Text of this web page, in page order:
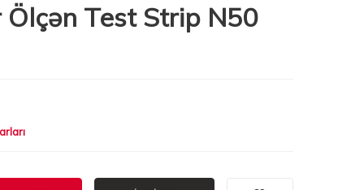
Ölçən Test Strip N50